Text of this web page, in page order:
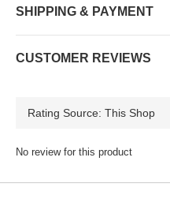
SHIPPING & PAYMENT
CUSTOMER REVIEWS
No review for this product